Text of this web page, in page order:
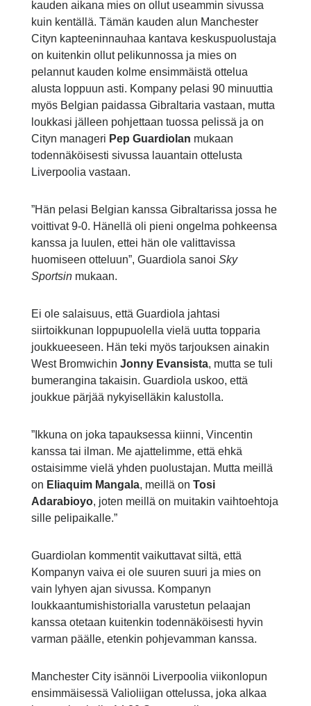
kauden aikana mies on ollut useammin sivussa
kuin kentällä. Tämän kauden alun Manchester
Cityn kapteeninnauhaa kantava keskuspuolustaja
on kuitenkin ollut pelikunnossa ja mies on
pelannut kauden kolme ensimmäistä ottelua
alusta loppuun asti. Kompany pelasi 90 minuuttia
myös Belgian paidassa Gibraltaria vastaan, mutta
loukkasi jälleen pohjettaan tuossa pelissä ja on
Cityn manageri Pep Guardiolan mukaan
todennäköisesti sivussa lauantain ottelusta
Liverpoolia vastaan.
”Hän pelasi Belgian kanssa Gibraltarissa jossa he
voittivat 9-0. Hänellä oli pieni ongelma pohkeensa
kanssa ja luulen, ettei hän ole valittavissa
huomiseen otteluun”, Guardiola sanoi Sky
Sportsinmukaan.
Ei ole salaisuus, että Guardiola jahtasi
siirtoikkunan loppupuolella vielä uutta topparia
joukkueeseen. Hän teki myös tarjouksen ainakin
West Bromwichin Jonny Evansista, mutta se tuli
bumerangina takaisin. Guardiola uskoo, että
joukkue pärjää nykyiselläkin kalustolla.
”Ikkuna on joka tapauksessa kiinni, Vincentin
kanssa tai ilman. Me ajattelimme, että ehkä
ostaisimme vielä yhden puolustajan. Mutta meillä
on Eliaquim Mangala, meillä on Tosi
Adarabioyo, joten meillä on muitakin vaihtoehtoja
sille pelipaikalle.”
Guardiolan kommentit vaikuttavat siltä, että
Kompanyn vaiva ei ole suuren suuri ja mies on
vain lyhyen ajan sivussa. Kompanyn
loukkaantumishistorialla varustetun pelaajan
kanssa otetaan kuitenkin todennäköisesti hyvin
varman päälle, etenkin pohjevamman kanssa.
Manchester City isännöi Liverpoolia viikonlopun
ensimmäisessä Valioliigan ottelussa, joka alkaa